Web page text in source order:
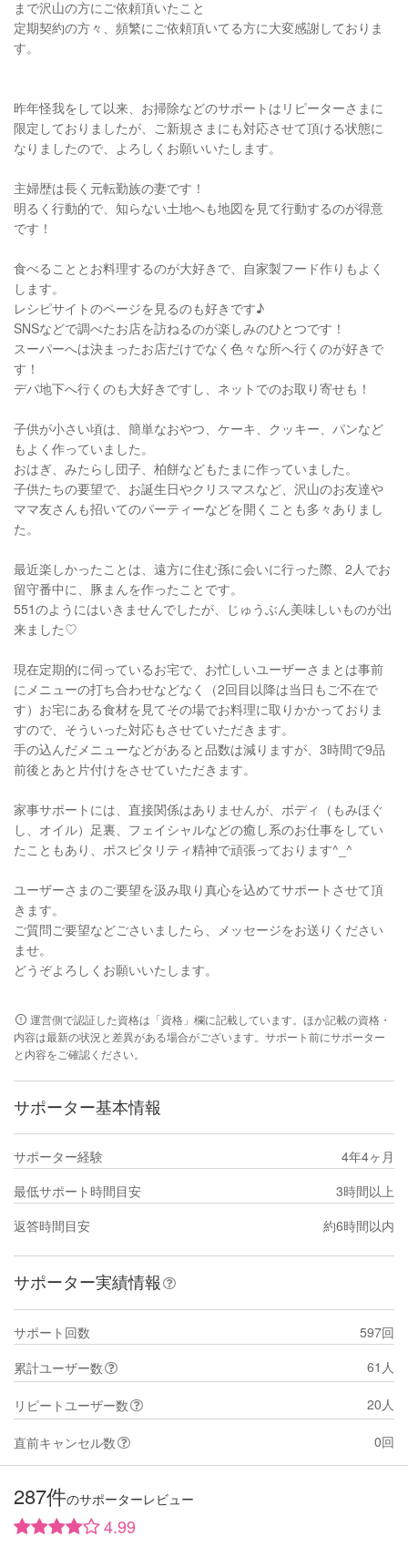
まで沢山の方にご依頼頂いたこと
定期契約の方々、頻繁にご依頼頂いてる方に大変感謝しておりま
す。
昨年怪我をして以来、お掃除などのサポートはリピーターさまに
限定しておりましたが、ご新規さまにも対応させて頂ける状態に
なりましたので、よろしくお願いいたします。
主婦歴は長く元転勤族の妻です！
明るく行動的で、知らない土地へも地図を見て行動するのが得意
です！
食べることとお料理するのが大好きで、自家製フード作りもよく
します。
レシピサイトのページを見るのも好きです♪
SNSなどで調べたお店を訪ねるのが楽しみのひとつです！
スーパーへは決まったお店だけでなく色々な所へ行くのが好きで
す！
デパ地下へ行くのも大好きですし、ネットでのお取り寄せも！
子供が小さい頃は、簡単なおやつ、ケーキ、クッキー、パンなど
もよく作っていました。
おはぎ、みたらし団子、柏餅などもたまに作っていました。
子供たちの要望で、お誕生日やクリスマスなど、沢山のお友達や
ママ友さんも招いてのパーティーなどを開くことも多々ありまし
た。
最近楽しかったことは、遠方に住む孫に会いに行った際、2人でお
留守番中に、豚まんを作ったことです。
551のようにはいきませんでしたが、じゅうぶん美味しいものが出
来ました♡
現在定期的に伺っているお宅で、お忙しいユーザーさまとは事前
にメニューの打ち合わせなどなく（2回目以降は当日もご不在で
す）お宅にある食材を見てその場でお料理に取りかかっておりま
すので、そういった対応もさせていただきます。
手の込んだメニューなどがあると品数は減りますが、3時間で9品
前後とあと片付けをさせていただきます。
家事サポートには、直接関係はありませんが、ボディ（もみほぐ
し、オイル）足裏、フェイシャルなどの癒し系のお仕事をしてい
たこともあり、ポスピタリティ精神で頑張っております^_^
ユーザーさまのご要望を汲み取り真心を込めてサポートさせて頂
きます。
ご質問ご要望などごさいましたら、メッセージをお送りください
ませ。
どうぞよろしくお願いいたします。
運営側で認証した資格は「資格」欄に記載しています。ほか記載の資格・
内容は最新の状況と差異がある場合がございます。サポート前にサポーター
と内容をご確認ください。
サポーター基本情報
サポーター経験
4年4ヶ月
最低サポート時間目安
3時間以上
返答時間目安
約6時間以内
サポーター実績情報
サポート回数
597回
累計ユーザー数
61人
リピートユーザー数 20人
直前キャンセル数 0回
287件のサポーターレビュー
4.99